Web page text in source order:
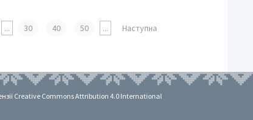
... 30 40 50 ...
Наступна
Creative Commons Attribution 4.0 International